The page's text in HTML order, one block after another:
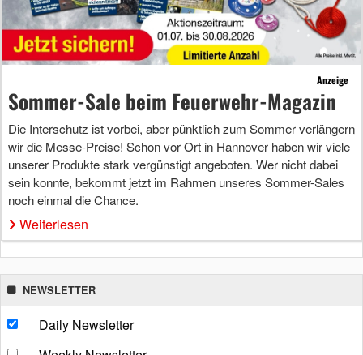
Anzeige
Sommer-Sale beim Feuerwehr-Magazin
Die Interschutz ist vorbei, aber pünktlich zum Sommer verlängern
wir die Messe-Preise! Schon vor Ort in Hannover haben wir viele
unserer Produkte stark vergünstigt angeboten. Wer nicht dabei
sein konnte, bekommt jetzt im Rahmen unseres Sommer-Sales
noch einmal die Chance.
Weiterlesen
NEWSLETTER
Daily Newsletter